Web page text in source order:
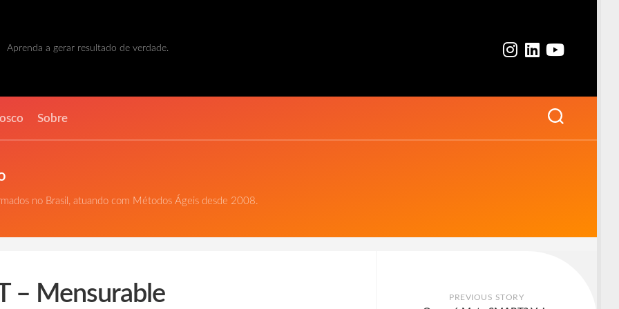
Aprenda a gerar resultado de verdade.
Sobre
no Brasil, atuando com Métodos Ágeis desde 2008.
– Mensurable PREVIOUS STORY